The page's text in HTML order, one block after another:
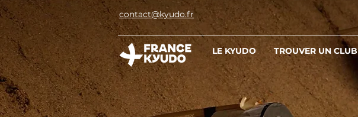
contact@kyudo.fr
LE KYUDO TROUVER UN CLUB